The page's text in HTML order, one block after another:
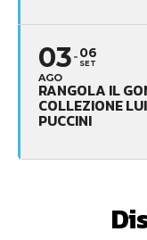
03
AGO
06
SET
RANGOLA IL
COLLEZIONE
PUCCINI